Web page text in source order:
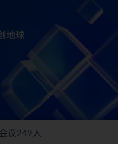
议249人